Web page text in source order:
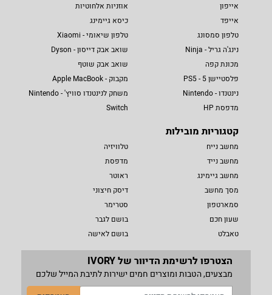
אייפון
אייפד
טלפון סמסונג
נינג'ה גריל - Ninja
מכונת קפה
פלסטיישן 5 - PS5
נינטנדו - Nintendo
מדפסת HP
אוזניות אלחוטיות
כיסא גיימינג
טלפון שיאומי - Xiaomi
שואב אבק דייסון - Dyson
שואב אבק שוטף
מקבוק - Apple MacBook
משחק לנינטנדו סוויץ' - Nintendo
Switch
קטגוריות מובילות
מחשב נייח
מחשב נייד
מחשב גיימינג
מסך מחשב
סמארטפון
שעון חכם
טאבלט
טלוויזיה
מדפסת
ראוטר
דיסק חיצוני
סטרימר
בושם לגבר
בושם לאישה
הצטרפו לרשימת הדיוור של IVORY
מבצעים, הטבות ומוצרים חמים ישירות לתיבת המייל שלכם